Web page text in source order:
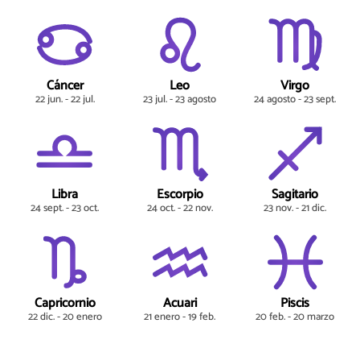
Cáncer
22 jun. - 22 jul.
Leo
23 jul. - 23 agosto
Virgo
24 agosto - 23 sept.
Libra
24 sept. - 23 oct.
Escorpio
24 oct. - 22 nov.
Sagitario
23 nov. - 21 dic.
Capricornio
22 dic. - 20 enero
Acuari
21 enero - 19 feb.
Piscis
20 feb. - 20 marzo